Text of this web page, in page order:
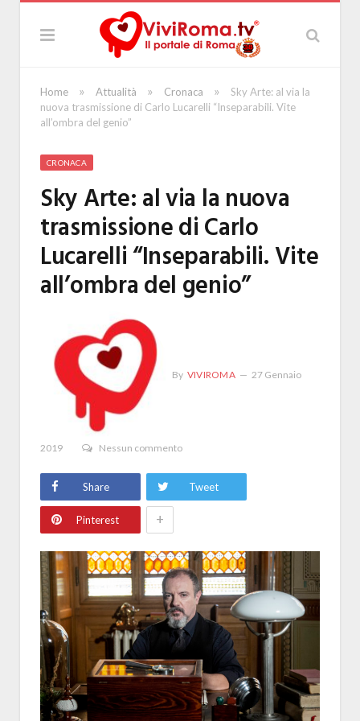
Home » Attualità » Cronaca »
Sky Arte: al via la
nuova trasmissione di Carlo Lucarelli “Inseparabili. Vite
all’ombra del genio”
CRONACA
Sky Arte: al via la nuova
trasmissione di Carlo
Lucarelli “Inseparabili. Vite
all’ombra del genio”
By VIVIROMA 27 Gennaio
2019 Nessun commento
Share Tweet
Pinterest +